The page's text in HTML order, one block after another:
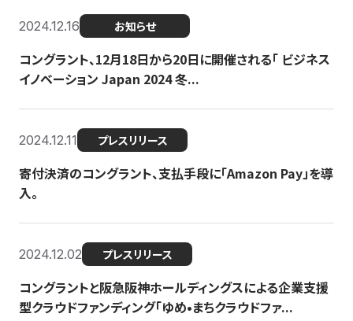
2024.12.16 お知らせ
コングラント、12月18日から20日に開催される「 ビジネス
イノベーション Japan 2024 冬...
2024.12.11 プレスリリース
寄付決済のコングラント、支払手段に「Amazon Pay」を導
入。
2024.12.02 プレスリリース
コングラントと阪急阪神ホールディングスによる企業支援
型クラウドファンディング「ゆめ•まちクラウドファ...